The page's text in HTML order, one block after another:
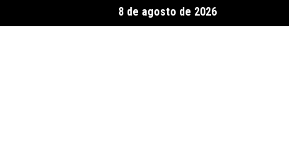
após capotamento de carro na BR-020, próximo ao
8 de agosto de 2026